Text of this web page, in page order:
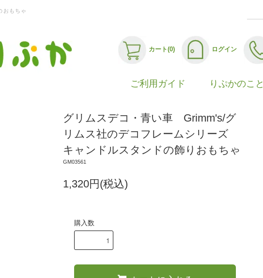
おもちゃ
カート(0) ログイン
ご利用ガイド りぷかのこと
グリムスデコ・青い車 Grimm's/グ
リムス社のデコフレームシリーズ
キャンドルスタンドの飾りおもちゃ
GM03561
1,320円(税込)
購入数